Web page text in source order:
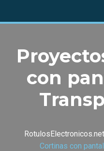
con
RotulosElectronicos.net
Cortinas con